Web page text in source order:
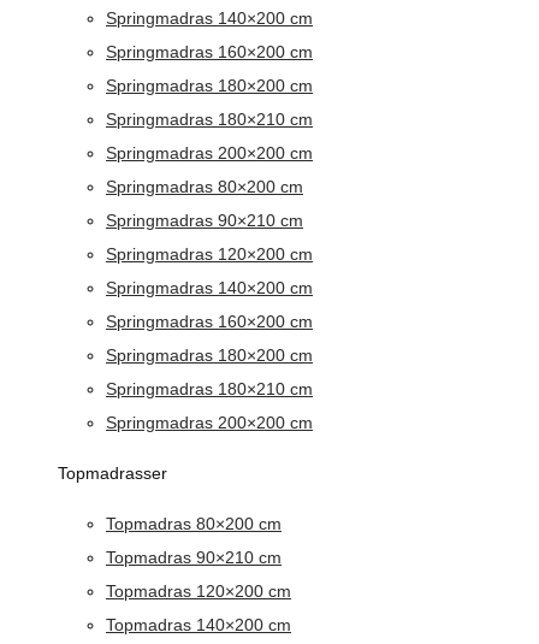
Springmadras 140×200 cm
Springmadras 160×200 cm
Springmadras 180×200 cm
Springmadras 180×210 cm
Springmadras 200×200 cm
Springmadras 80×200 cm
Springmadras 90×210 cm
Springmadras 120×200 cm
Springmadras 140×200 cm
Springmadras 160×200 cm
Springmadras 180×200 cm
Springmadras 180×210 cm
Springmadras 200×200 cm
Topmadrasser
Topmadras 80×200 cm
Topmadras 90×210 cm
Topmadras 120×200 cm
Topmadras 140×200 cm